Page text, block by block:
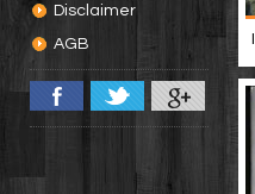
Disclaimer
AGB